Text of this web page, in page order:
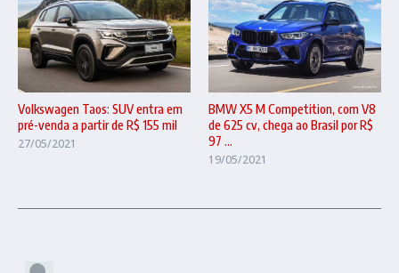
Volkswagen Taos: SUV entra em
pré-venda a partir de R$ 155 mil
27/05/2021
BMW X5 M Competition, com V8
de 625 cv, chega ao Brasil por R$
97 ...
19/05/2021